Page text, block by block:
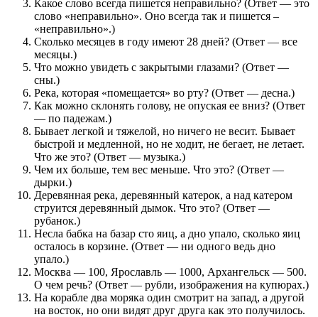
Какое слово всегда пишется неправильно? (Ответ — это
слово «неправильно». Оно всегда так и пишется –
«неправильно».)
Сколько месяцев в году имеют 28 дней? (Ответ — все
месяцы.)
Что можно увидеть с закрытыми глазами? (Ответ —
сны.)
Река, которая «помещается» во рту? (Ответ — десна.)
Как можно склонять голову, не опуская ее вниз? (Ответ
— по падежам.)
Бывает легкой и тяжелой, но ничего не весит. Бывает
быстрой и медленной, но не ходит, не бегает, не летает.
Что же это? (Ответ — музыка.)
Чем их больше, тем вес меньше. Что это? (Ответ —
дырки.)
Деревянная река, деревянный катерок, а над катером
струится деревянный дымок. Что это? (Ответ —
рубанок.)
Несла бабка на базар сто яиц, а дно упало, сколько яиц
осталось в корзине. (Ответ — ни одного ведь дно
упало.)
Москва — 100, Ярославль — 1000, Архангельск — 500.
О чем речь? (Ответ — рубли, изображения на купюрах.)
На корабле два моряка один смотрит на запад, а другой
на восток, но они видят друг друга как это получилось.